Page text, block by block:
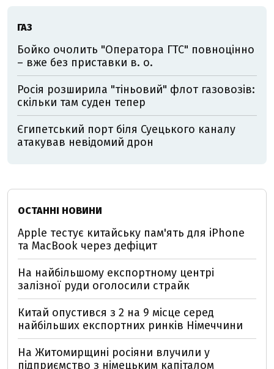
ГАЗ
Бойко очолить "Оператора ГТС" повноцінно
– вже без приставки в. о.
Росія розширила "тіньовий" флот газовозів:
скільки там суден тепер
Єгипетський порт біля Суецького каналу
атакував невідомий дрон
ОСТАННІ НОВИНИ
Apple тестує китайську пам'ять для iPhone
та MacBook через дефіцит
На найбільшому експортному центрі
залізної руди оголосили страйк
Китай опустився з 2 на 9 місце серед
найбільших експортних ринків Німеччини
На Житомирщині росіяни влучили у
підприємство з німецьким капіталом